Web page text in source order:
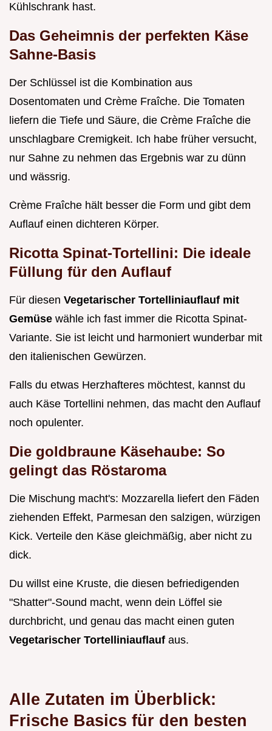
Kühlschrank hast.
Das Geheimnis der perfekten Käse
Sahne-Basis
Der Schlüssel ist die Kombination aus
Dosentomaten und Crème Fraîche. Die Tomaten
liefern die Tiefe und Säure, die Crème Fraîche die
unschlagbare Cremigkeit. Ich habe früher versucht,
nur Sahne zu nehmen das Ergebnis war zu dünn
und wässrig.
Crème Fraîche hält besser die Form und gibt dem
Auflauf einen dichteren Körper.
Ricotta Spinat-Tortellini: Die ideale
Füllung für den Auflauf
Für diesen Vegetarischer Tortelliniauflauf mit
Gemüse wähle ich fast immer die Ricotta Spinat-
Variante. Sie ist leicht und harmoniert wunderbar mit
den italienischen Gewürzen.
Falls du etwas Herzhafteres möchtest, kannst du
auch Käse Tortellini nehmen, das macht den Auflauf
noch opulenter.
Die goldbraune Käsehaube: So
gelingt das Röstaroma
Die Mischung macht's: Mozzarella liefert den Fäden
ziehenden Effekt, Parmesan den salzigen, würzigen
Kick. Verteile den Käse gleichmäßig, aber nicht zu
dick.
Du willst eine Kruste, die diesen befriedigenden
"Shatter"-Sound macht, wenn dein Löffel sie
durchbricht, und genau das macht einen guten
Vegetarischer Tortelliniauflauf aus.
Alle Zutaten im Überblick:
Frische Basics für den besten